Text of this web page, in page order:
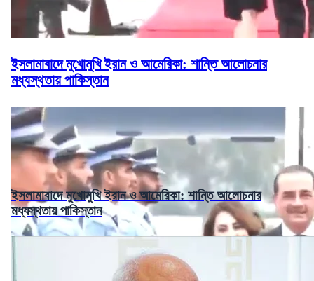
ইসলামাবাদে মুখোমুখি ইরান ও আমেরিকা: শান্তি আলোচনার
মধ্যস্থতায় পাকিস্তান
ইসলামাবাদে মুখোমুখি ইরান ও আমেরিকা: শান্তি আলোচনার
মধ্যস্থতায় পাকিস্তান